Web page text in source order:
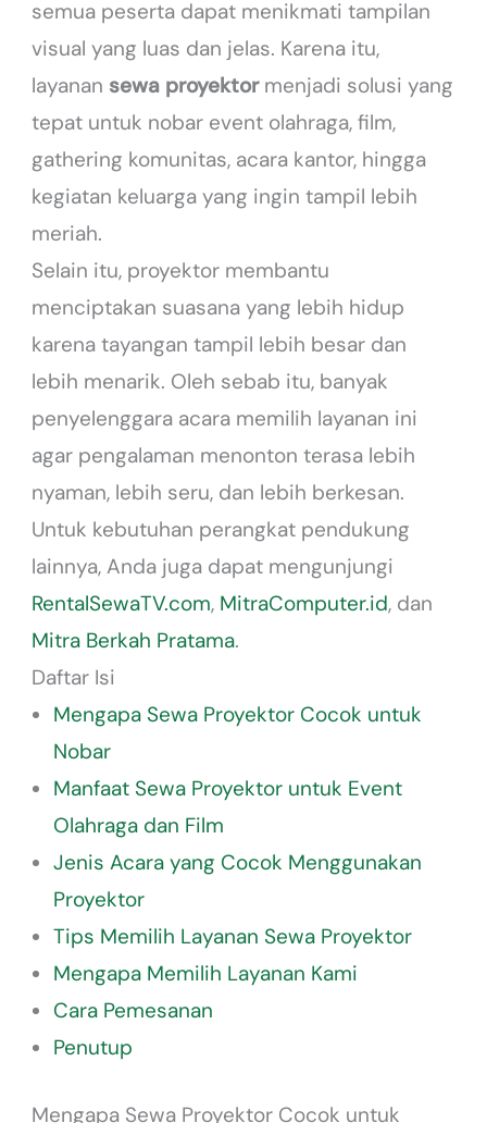
semua peserta dapat menikmati tampilan
visual yang luas dan jelas. Karena itu,
layanan sewa proyektormenjadi solusi yang
tepat untuk nobar event olahraga, film,
gathering komunitas, acara kantor, hingga
kegiatan keluarga yang ingin tampil lebih
meriah.
Selain itu, proyektor membantu
menciptakan suasana yang lebih hidup
karena tayangan tampil lebih besar dan
lebih menarik. Oleh sebab itu, banyak
penyelenggara acara memilih layanan ini
agar pengalaman menonton terasa lebih
nyaman, lebih seru, dan lebih berkesan.
Untuk kebutuhan perangkat pendukung
lainnya, Anda juga dapat mengunjungi
RentalSewaTV.com, MitraComputer.id, dan
Mitra Berkah Pratama.
Daftar Isi
Mengapa Sewa Proyektor Cocok untuk
Nobar
Manfaat Sewa Proyektor untuk Event
Olahraga dan Film
Jenis Acara yang Cocok Menggunakan
Proyektor
Tips Memilih Layanan Sewa Proyektor
Mengapa Memilih Layanan Kami
Cara Pemesanan
Penutup
Mengapa Sewa Proyektor Cocok untuk